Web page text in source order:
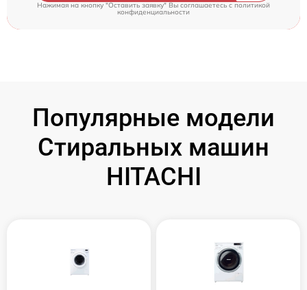
Нажимая на кнопку "Оставить заявку" Вы соглашаетесь cполитикой
конфиденциальности
Популярные модели
Стиральных машин
HITACHI